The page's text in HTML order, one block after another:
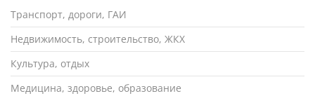
Транспорт, дороги, ГАИ
Недвижимость, строительство, ЖКХ
Культура, отдых
Медицина, здоровье, образование